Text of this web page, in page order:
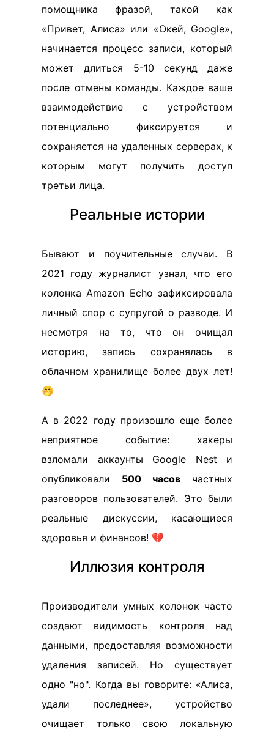
помощника фразой, такой как
«Привет, Алиса» или «Окей, Google»,
начинается процесс записи, который
может длиться 5-10 секунд даже
после отмены команды. Каждое ваше
взаимодействие с устройством
потенциально фиксируется и
сохраняется на удаленных серверах, к
которым могут получить доступ
третьи лица.
Реальные истории
Бывают и поучительные случаи. В
2021 году журналист узнал, что его
колонка Amazon Echo зафиксировала
личный спор с супругой о разводе. И
несмотря на то, что он очищал
историю, запись сохранялась в
облачном хранилище более двух лет!
🤭
А в 2022 году произошло еще более
неприятное событие: хакеры
взломали аккаунты Google Nest и
опубликовали 500 часов частных
разговоров пользователей. Это были
реальные дискуссии, касающиеся
здоровья и финансов! 💔
Иллюзия контроля
Производители умных колонок часто
создают видимость контроля над
данными, предоставляя возможности
удаления записей. Но существует
одно "но". Когда вы говорите: «Алиса,
удали последнее», устройство
очищает только свою локальную